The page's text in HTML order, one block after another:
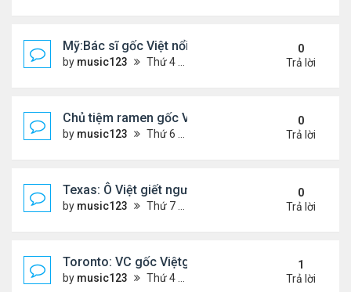
Mỹ:Bác sĩ gốc Việt nổi tiếng nhờ món vịt quay Bắc
by music123 Thứ 4 Tháng 5 27, 2026 7:43 pm
0
Trả lời
Chủ tiệm ramen gốc Việt ở Tokyo: 'Người Nhật
by music123 Thứ 6 Tháng 5 22, 2026 7:26 pm
0
Trả lời
Texas: Ô Việt giết người 30 năm trước, vừa mãn
by music123 Thứ 7 Tháng 5 16, 2026 7:39 am
0
Trả lời
Toronto: VC gốc Việtgiết hàng xóm sau mâu
by music123 Thứ 4 Tháng 5 13, 2026 6:56 pm
1
Trả lời